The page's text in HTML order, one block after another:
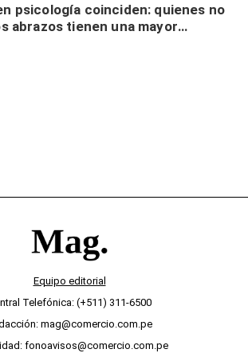
psicología coinciden: quienes no
abrazos tienen una mayor
estímulos físicos y no es por
Equipo editorial
Telefónica: (+511) 311-6500
mag@comercio.com.pe
fonoavisos@comercio.com.pe